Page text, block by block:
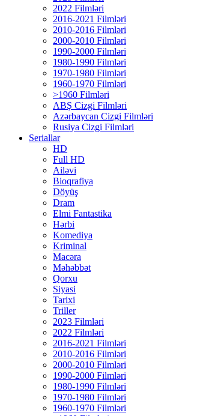
2022 Filmləri
2016-2021 Filmləri
2010-2016 Filmləri
2000-2010 Filmləri
1990-2000 Filmləri
1980-1990 Filmləri
1970-1980 Filmləri
1960-1970 Filmləri
>1960 Filmləri
ABŞ Cizgi Filmləri
Azərbaycan Cizgi Filmləri
Rusiya Cizgi Filmləri
Seriallar
HD
Full HD
Ailəvi
Bioqrafiya
Döyüş
Dram
Elmi Fantastika
Hərbi
Komediya
Kriminal
Macəra
Məhəbbət
Qorxu
Siyasi
Tarixi
Triller
2023 Filmləri
2022 Filmləri
2016-2021 Filmləri
2010-2016 Filmləri
2000-2010 Filmləri
1990-2000 Filmləri
1980-1990 Filmləri
1970-1980 Filmləri
1960-1970 Filmləri